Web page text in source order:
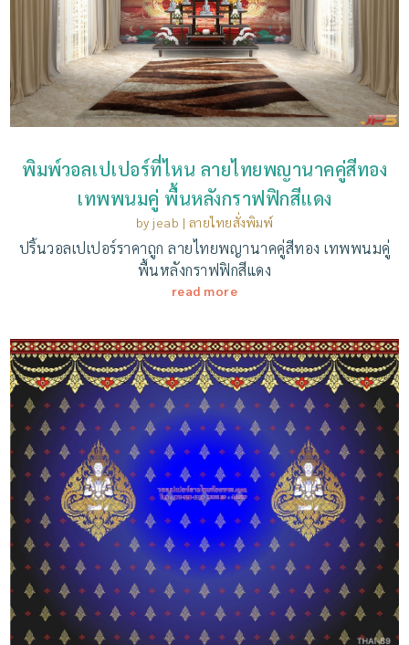
พิมพ์วอลเปเปอร์ที่ไหน ลายไทยพญานาคคู่สีทอง
เทพพนมคู่ พื้นหลังกราฟฟิกสีแดง
by jeab | ลายไทยสั่งพิมพ์
ปริ้นวอลเปเปอร์ราคาถูก ลายไทยพญานาคคู่สีทอง เทพพนมคู่
พื้นหลังกราฟฟิกสีแดง
read more